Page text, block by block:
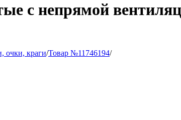
с непрямой
очки, краги/Товар №11746194/